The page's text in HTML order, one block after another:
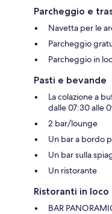
Parcheggio e
Navetta per le
Parcheggio
Parcheggio in
Pasti e bevande
La colazione a
dalle 07:30 alle
2 bar/lounge
Un bar a bordo
Un bar sulla
Un ristorante
Ristoranti in loco
BAR